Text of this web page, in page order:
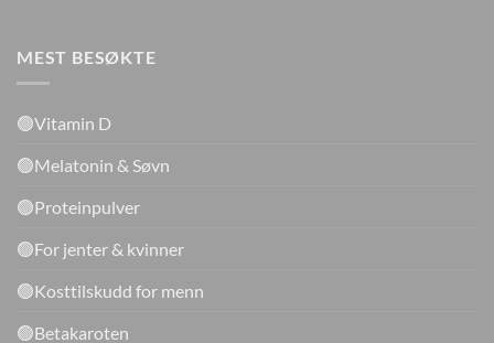
MEST BESØKTE
🟢Vitamin D
🟢Melatonin & Søvn
🟢Proteinpulver
🟢For jenter & kvinner
🟢Kosttilskudd for menn
🟢Betakaroten